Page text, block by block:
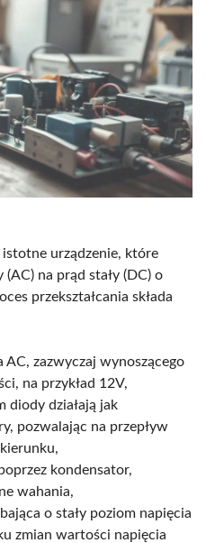
urządzenie, które
na prąd stały (DC) o
przekształcania składa
zazwyczaj wynoszącego
na przykład 12V,
diody działają jak
pozwalając na przepływ
kondensator,
wahania,
o stały poziom napięcia
zmian wartości napięcia